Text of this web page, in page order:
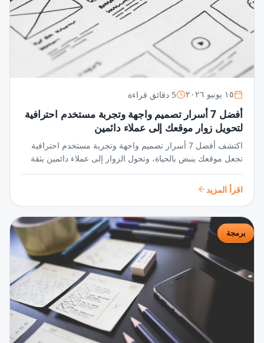
١٥ يونيو ٢٠٢٦ 5 دقائق قراءة
أفضل 7 أسرار تصميم واجهة وتجربة مستخدم احترافية
لتحويل زوار موقعك إلى عملاء دائمين
اكتشف أفضل 7 أسرار تصميم واجهة وتجربة مستخدم احترافية
تجعل موقعك ينبض بالحياة، وتحول الزوار إلى عملاء دائمين بثقة
اقرأ المزيد
برمجة